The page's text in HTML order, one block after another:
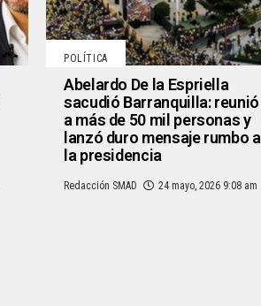
POLÍTICA
Abelardo De la Espriella
sacudió Barranquilla: reunió
a más de 50 mil personas y
lanzó duro mensaje rumbo a
la presidencia
Redacción SMAD 24 mayo, 2026 9:08 am